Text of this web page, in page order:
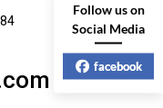
Follow us on
Social Media
facebook